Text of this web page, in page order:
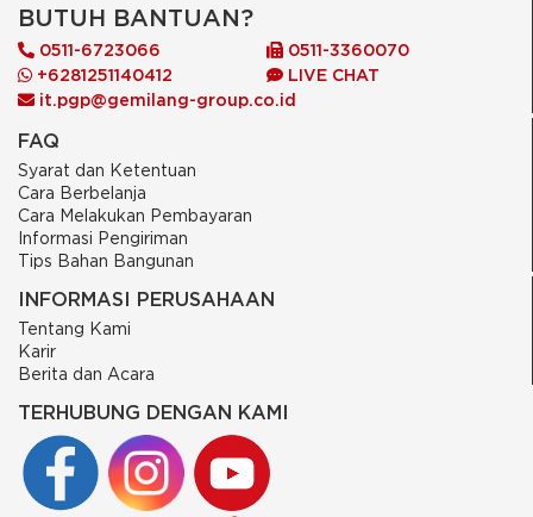
BUTUH BANTUAN?
0511-6723066
0511-3360070
+6281251140412
LIVE CHAT
it.pgp@gemilang-group.co.id
FAQ
Syarat dan Ketentuan
Cara Berbelanja
Cara Melakukan Pembayaran
Informasi Pengiriman
Tips Bahan Bangunan
INFORMASI PERUSAHAAN
Tentang Kami
Karir
Berita dan Acara
TERHUBUNG DENGAN KAMI